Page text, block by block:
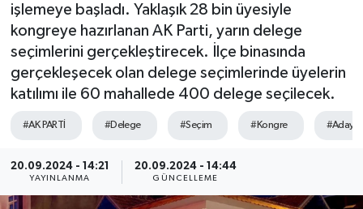
işlemeye başladı. Yaklaşık 28 bin üyesiyle
kongreye hazırlanan AK Parti, yarın delege
seçimlerini gerçekleştirecek. İlçe binasında
gerçekleşecek olan delege seçimlerinde üyelerin
katılımı ile 60 mahallede 400 delege seçilecek.
#AK PARTİ #Delege #Seçim #Kongre #Aday
20.09.2024 - 14:21
YAYINLANMA
20.09.2024 - 14:44
GÜNCELLEME
Süper Lig Puan Durumu ve Fikstür
Tüm Manşetler
Son Dakika Haberleri